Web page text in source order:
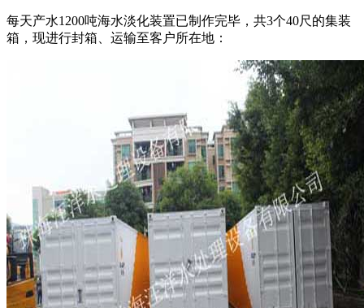
每天产水1200吨海水淡化装置已制作完毕，共3个40尺的集装
箱，现进行封箱、运输至客户所在地：